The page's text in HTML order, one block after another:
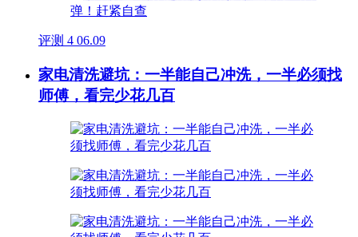
评测 4 06.09
家电清洗避坑：一半能自己冲洗，一半必须找
师傅，看完少花几百